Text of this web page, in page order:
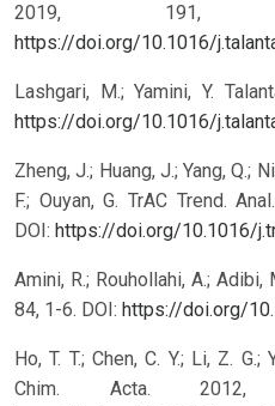
2019, 191,
https://doi.org/10.1016/
Lashgari, M.; Yamini, Y.
https://doi.org/10.1016/
Zheng, J.; Huang, J.; Yang, Q.;
F.; Ouyan, G. TrAC Trend.
DOI: https://doi.org/10.1016/
Amini, R.; Rouhollahi, A.; Adibi,
84, 1-6. DOI: https://doi.org/
Ho, T. T.; Chen, C. Y.; Li, Z.
Chim. Acta.